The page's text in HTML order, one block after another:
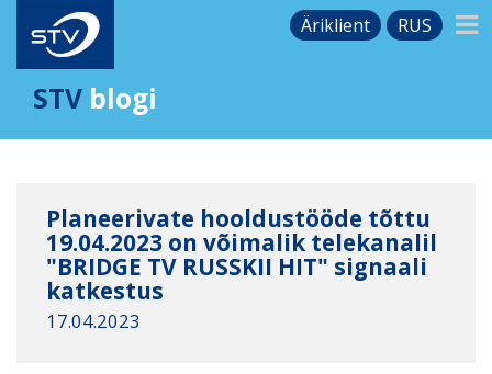
Äriklient RUS
STV blogi
Planeerivate hooldustööde tõttu
19.04.2023 on võimalik telekanalil
"BRIDGE TV RUSSKII HIT" signaali
katkestus
17.04.2023